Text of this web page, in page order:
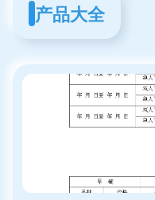
产品大全